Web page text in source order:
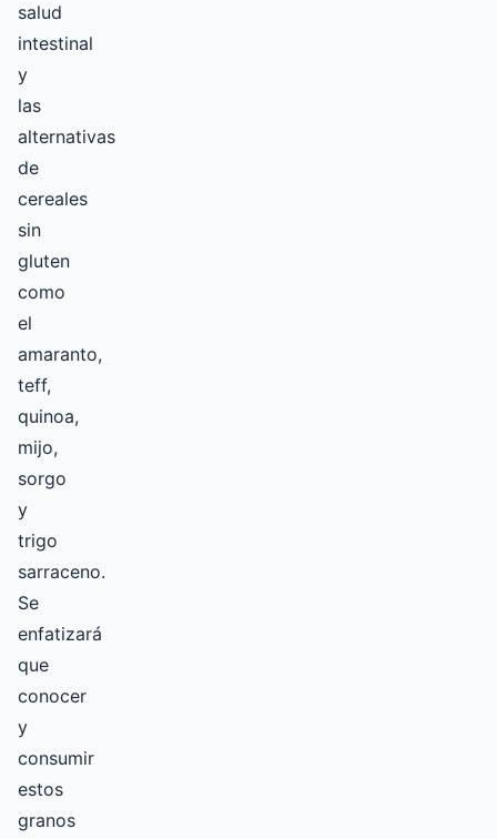
salud
intestinal
y
las
alternativas
de
cereales
sin
gluten
como
el
amaranto,
teff,
quinoa,
mijo,
sorgo
y
trigo
sarraceno.
Se
enfatizará
que
conocer
y
consumir
estos
granos